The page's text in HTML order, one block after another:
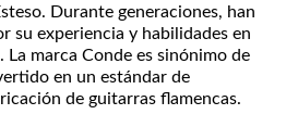
Durante generaciones, han
su experiencia y habilidades en
La marca Conde es sinónimo de
en un estándar de
de guitarras flamencas.